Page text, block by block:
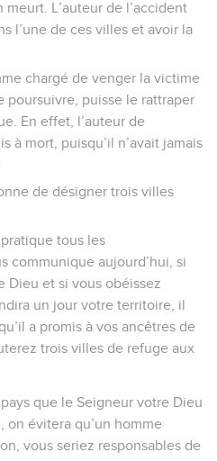
L’auteur de l’accident
l’une de ces villes et avoir la
chargé de venger la victime
poursuivre, puisse le rattraper
En effet, l’auteur de
à mort, puisqu’il n’avait jamais
de désigner trois villes
tous les
communique aujourd’hui, si
Dieu et si vous obéissez
un jour votre territoire, il
a promis à vos ancêtres de
trois villes de refuge aux
que le Seigneur votre Dieu
on évitera qu’un homme
vous seriez responsables de